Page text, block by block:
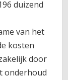
duizend
van het
kosten
door
onderhoud